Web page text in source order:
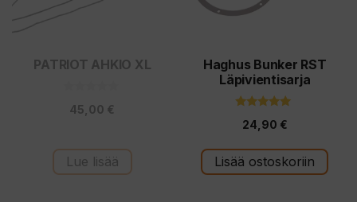
PATRIOT AHKIO XL
ä
45,00 €
Lue lisää
Haghus Bunker RST
Läpivientisarja
5:stä
24,90 €
Lisää ostoskoriin